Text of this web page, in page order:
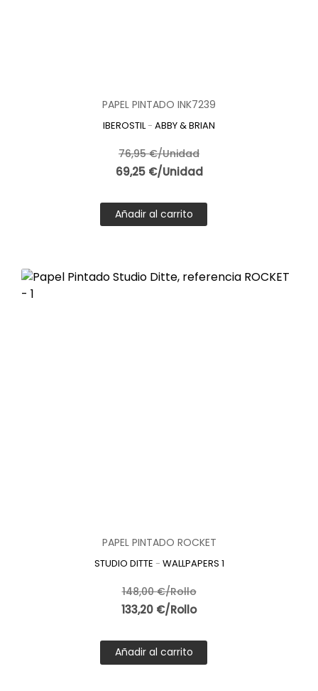
PAPEL PINTADO INK7239
IBEROSTIL- ABBY & BRIAN
76,95 €/Unidad
69,25 €/Unidad
Añadir al carrito
PAPEL PINTADO ROCKET
STUDIO DITTE - WALLPAPERS 1
148,00 €/Rollo
133,20 €/Rollo
Añadir al carrito